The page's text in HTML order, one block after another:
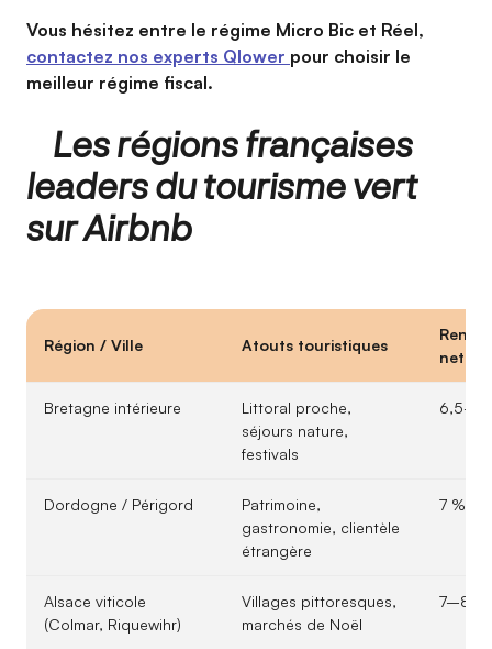
Vous hésitez entre le régime Micro Bic et Réel,
contactez nos experts Qlower pour choisir le
meilleur régime fiscal.
Les régions françaises
leaders du tourisme vert
sur Airbnb
Région / Ville Atouts touristiques
nette
Bretagne intérieure
Littoral proche,
séjours nature,
festivals
6,5–7
Dordogne / Périgord
Patrimoine,
gastronomie, clientèle
étrangère
7 %
Alsace viticole
(Colmar, Riquewihr)
Villages pittoresques,
marchés de Noël
7–8 %